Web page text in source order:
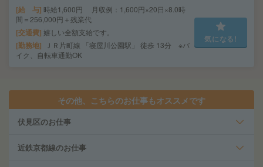
給 与 時給1,600円 月収例：1,600円×20日×8.0時
間＝256,000円＋残業代
交通費 嬉しい全額支給です。
勤務地
ＪＲ片町線 「寝屋川公園駅」 徒歩 13分 ※バ
イク、自転車通勤OK
気になる!
その他、こちらのお仕事もオススメです
伏見区のお仕事
近鉄京都線のお仕事